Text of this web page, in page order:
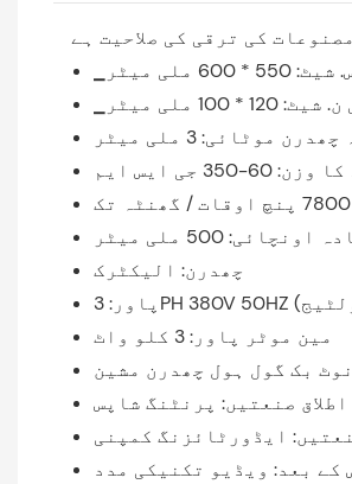
* 600 ملی میٹر
120 * 100 ملی میٹر
موٹائی: 3 ملی میٹر
60-350 جی ایس ایم
500 ملی میٹر
چھدرن: الیکٹرک
مین موٹر پاور: 3 کلو واٹ
بک گول ہول چھدرن مشین
صنعتیں: پرنٹنگ شاپس
ایڈورٹائزنگ کمپنی
کے بعد: ویڈیو تکنیکی مدد